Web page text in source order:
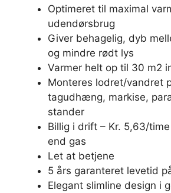
Optimeret til maximal
udendørsbrug
Giver behagelig, dyb
og mindre rødt lys
Varmer helt op til 30 m2
Monteres lodret/vandret
tagudhæng, markise,
stander
Billig i drift – Kr. 5,63/
end gas
Let at betjene
5 års garanteret levetid
Elegant slimline design i